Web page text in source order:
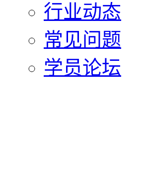
行业动态
常见问题
学员论坛